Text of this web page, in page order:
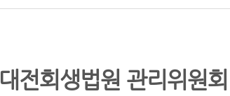
대전회생법원 관리위원회